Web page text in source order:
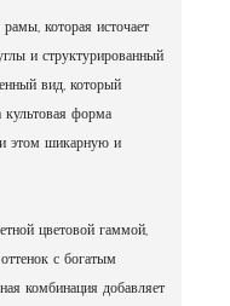
которая источает
и структурированный
вид, который
форма
этом шикарную и
цветовой гаммой,
с богатым
комбинация добавляет